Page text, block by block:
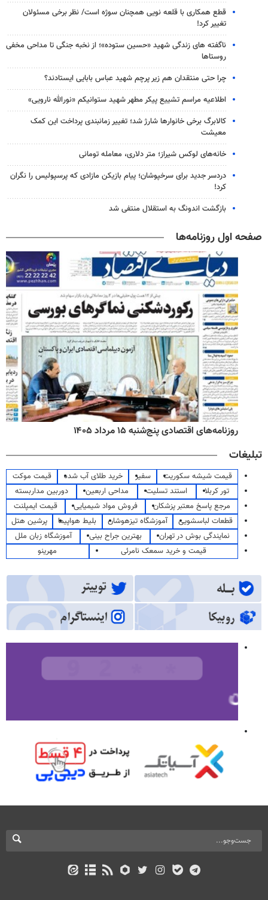
قطع همکاری با قلعه نویی همچنان سوژه است/ نظر برخی مسئولان
تغییر کرد!
ناگفته های زندگی شهید «حسین ستوده»؛ از نخبه جنگی تا مداحی مخفی
روستاها
چرا حتی منتقدان هم زیر پرچم شهید عباس بابایی ایستادند؟
اطلاعیه مراسم تشییع پیکر مطهر شهید ستوانیکم «نورالله نارویی»
کالابرگ برخی خانوارها شارژ شد؛ تغییر زمانبندی پرداخت این کمک
معیشت
خانه‌های لوکس شیراز؛ متر دلاری، معامله تومانی
دردسر جدید برای سرخپوشان؛ پیام بازیکن مازادی که پرسپولیس را نگران
کرد!
بازگشت اندونگ به استقلال منتفی شد
صفحه اول روزنامه‌ها
روزنامه‌های اقتصادی پنج‌شنبه ۱۵ مرداد ۱۴۰۵
تبلیغات
قیمت شیشه سکوریت سفیر خرید طلای آب شده
قیمت موکت
تور کربلا
استند تسلیت مداحی اربعین
دوربین مداربسته
مرجع پاسخ معتبر پزشکان
فروش مواد شیمیایی
قیمت ایمپلنت
قطعات لباسشویی
آموزشگاه تیزهوشان بلیط هواپیما
پرشین هتل
نمایندگی بوش در تهران
بهترین جراح بینی
آموزشگاه زبان ملل
قیمت و خرید سمعک نامرئی
مهرینو